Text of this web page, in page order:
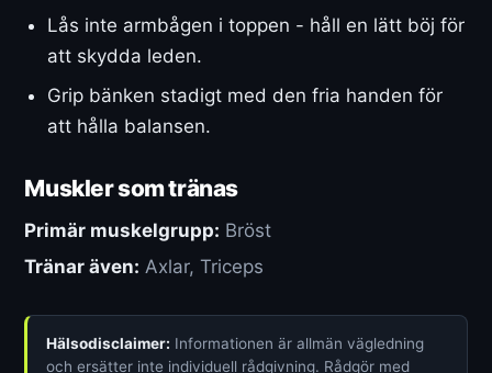
Lås inte armbågen i toppen - håll en lätt böj för
att skydda leden.
Grip bänken stadigt med den fria handen för
att hålla balansen.
Muskler som tränas
Primär muskelgrupp: Bröst
Tränar även: Axlar, Triceps
Hälsodisclaimer: Informationen är allmän vägledning
och ersätter inte individuell rådgivning. Rådgör med